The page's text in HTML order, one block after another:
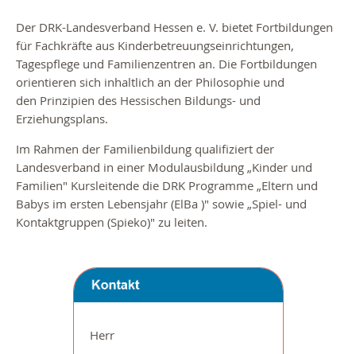
Der DRK-Landesverband Hessen e. V. bietet Fortbildungen
für Fachkräfte aus Kinderbetreuungseinrichtungen,
Tagespflege und Familienzentren an. Die Fortbildungen
orientieren sich inhaltlich an der Philosophie und
den Prinzipien des Hessischen Bildungs- und
Erziehungsplans.
Im Rahmen der Familienbildung qualifiziert der
Landesverband in einer Modulausbildung „Kinder und
Familien" Kursleitende die DRK Programme „Eltern und
Babys im ersten Lebensjahr (ElBa )" sowie „Spiel- und
Kontaktgruppen (Spieko)" zu leiten.
Herr